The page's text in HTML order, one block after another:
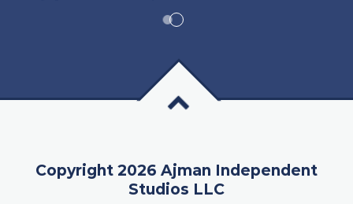
Copyright 2026 Ajman Independent
Studios LLC